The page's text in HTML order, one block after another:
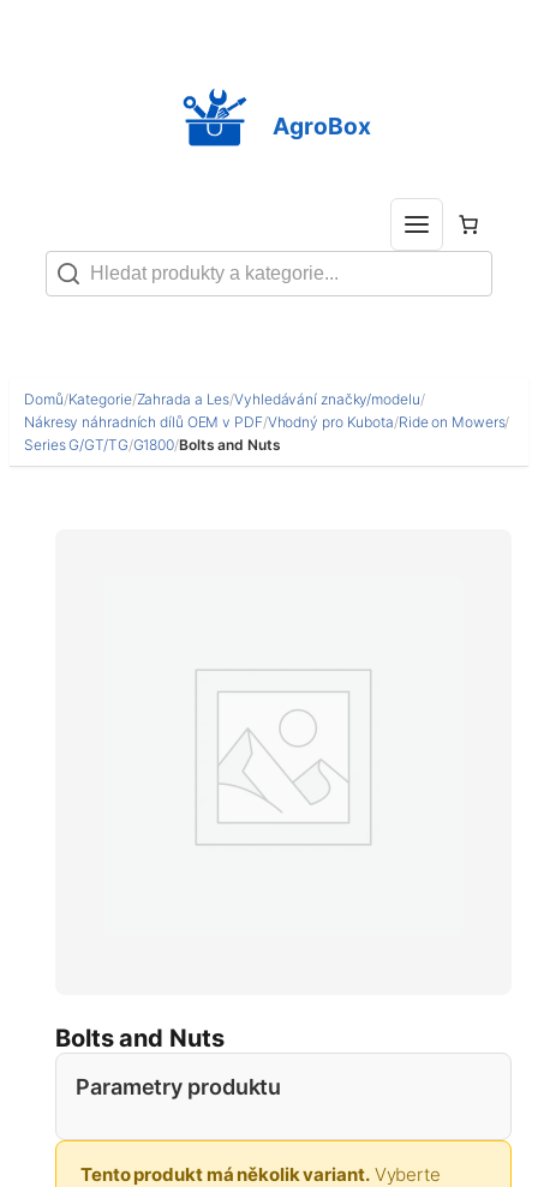
AgroBox
Domů/Kategorie/Zahrada a Les/Vyhledávání značky/modelu/
Nákresy náhradních dílů OEM v PDF/Vhodný pro Kubota/Ride on Mowers/
Series G/GT/TG/G1800/Bolts and Nuts
Bolts and Nuts
Parametry produktu
Tento produkt má několik variant.Vyberte